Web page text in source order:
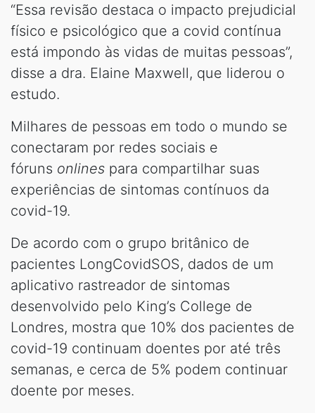
“Essa revisão destaca o impacto prejudicial
físico e psicológico que a covid contínua
está impondo às vidas de muitas pessoas”,
disse a dra. Elaine Maxwell, que liderou o
estudo.
Milhares de pessoas em todo o mundo se
conectaram por redes sociais e
fóruns onlines para compartilhar suas
experiências de sintomas contínuos da
covid-19.
De acordo com o grupo britânico de
pacientes LongCovidSOS, dados de um
aplicativo rastreador de sintomas
desenvolvido pelo King’s College de
Londres, mostra que 10% dos pacientes de
covid-19 continuam doentes por até três
semanas, e cerca de 5% podem continuar
doente por meses.